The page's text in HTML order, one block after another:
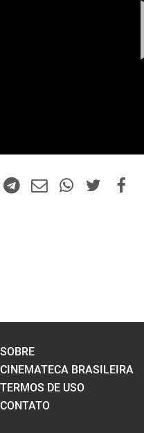
SOBRE
CINEMATECA BRASILEIRA
TERMOS DE USO
CONTATO